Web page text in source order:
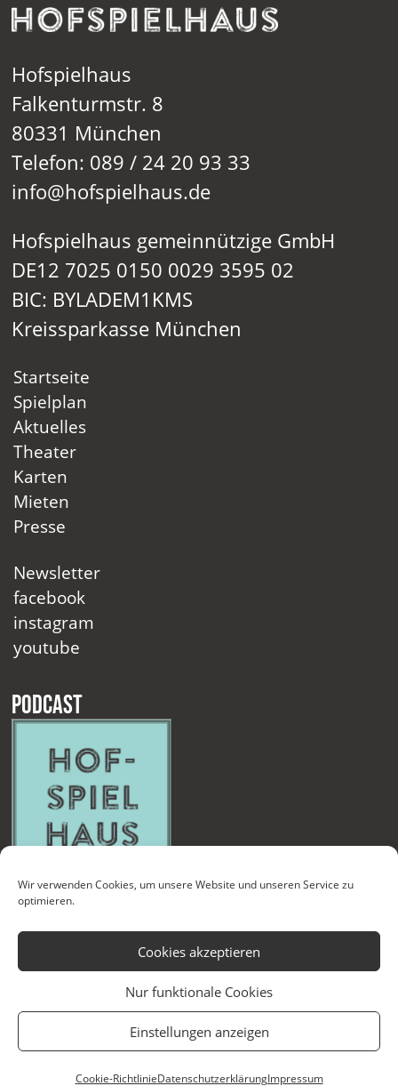
Wir verwenden Cookies, um unsere Website und unseren Service zu
optimieren.
Cookies akzeptieren
Nur funktionale Cookies
Einstellungen anzeigen
Cookie-RichtlinieDatenschutzerklärungImpressum
Hofspielhaus
Falkenturmstr. 8
80331 München
Telefon: 089 / 24 20 93 33
info@hofspielhaus.de
Hofspielhaus gemeinnützige GmbH
DE12 7025 0150 0029 3595 02
BIC: BYLADEM1KMS
Kreissparkasse München
Startseite
Spielplan
Aktuelles
Theater
Karten
Mieten
Presse
Newsletter
facebook
instagram
youtube
Podcast
Kontakt Newsletter Datenschutzerklärung Impressum
Cookie-Richtlinie (EU) Technische Betreuung